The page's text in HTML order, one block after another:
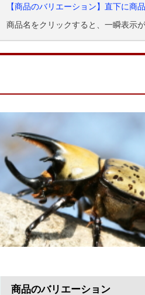
【商品のバリエーション】直下に商
商品名をクリックすると、一瞬表示が
商品のバリエーション